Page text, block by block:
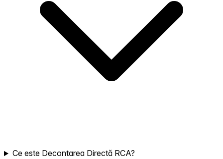
Ce este Decontarea Directă RCA?